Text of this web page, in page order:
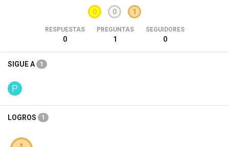
0 0 1
RESPUESTAS
0
PREGUNTAS
1
SEGUIDORES
0
SIGUE A 1
LOGROS 1